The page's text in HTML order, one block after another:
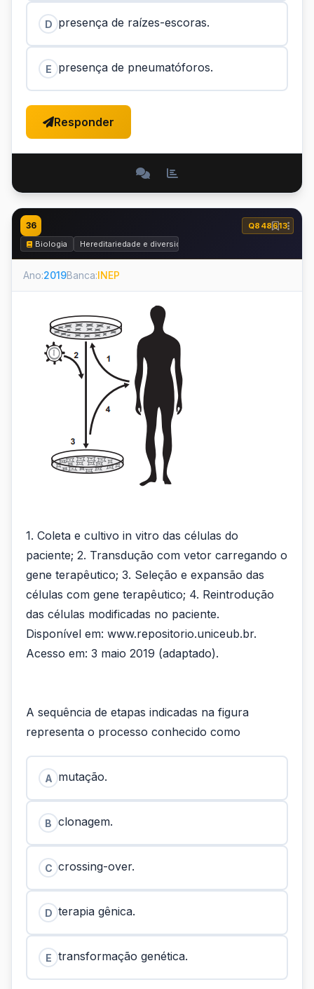
D presença de raízes-escoras.
E presença de pneumatóforos.
Responder
36
Q848613
Biologia
Hereditariedade e diversidade da vida
Ano:2019Banca:INEP
1. Coleta e cultivo in vitro das células do
paciente; 2. Transdução com vetor carregando o
gene terapêutico; 3. Seleção e expansão das
células com gene terapêutico; 4. Reintrodução
das células modificadas no paciente.
Disponível em: www.repositorio.uniceub.br.
Acesso em: 3 maio 2019 (adaptado).
A sequência de etapas indicadas na figura
representa o processo conhecido como
A mutação.
B clonagem.
C crossing-over.
D terapia gênica.
E transformação genética.